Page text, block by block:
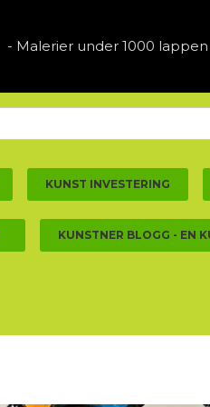
- Malerier under 1000 lappen
KUNST INVESTERING
KUNSTNER BLOGG - EN